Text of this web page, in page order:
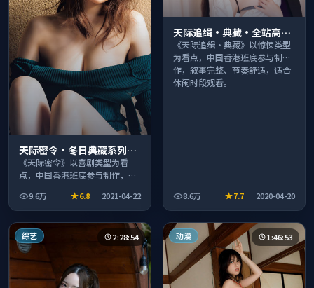
天际密令·冬日典藏系列温
情叙事引人入胜
《天际密令》以喜剧类型为看
点，中国香港班底参与制作，叙
段观看。
9.6万 6.8 2021-04-22
天际追缉·典藏·全站高分
推荐节奏紧凑值得追看
《天际追缉·典藏》以惊悚类型
为看点，中国香港班底参与制
作，叙事完整、节奏舒适，适合
休闲时段观看。
8.6万 7.7 2020-04-20
综艺 2:28:54 动漫 1:46:53